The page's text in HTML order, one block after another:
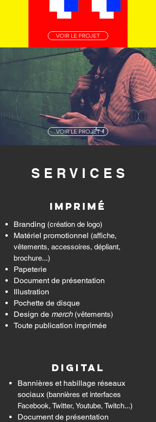
VOIR LE PROJET
VOIR LE PROJET
IMPRIMÉ
Branding (création de logo)
Matériel promotionnel (affiche,
vêtements, accessoires, dépliant,
brochure...)
Papeterie
Document de présentation
Illustration
Pochette de disque
Design de merch (vêtements)
Toute publication imprimée
S E R V I C E S
DIGITAL
Bannières et habillage réseaux
sociaux (bannières et interfaces
Facebook, Twitter, Youtube, Twitch...)
Document de présentation